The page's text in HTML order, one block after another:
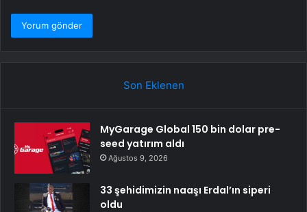
Son Eklenen
MyGarage Global 150 bin dolar pre-
seed yatırım aldı
Ağustos 9, 2026
33 şehidimizin naaşı Erdal’ın siperi
oldu